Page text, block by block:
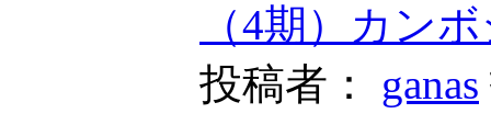
（4期）カン
投稿者： ganas